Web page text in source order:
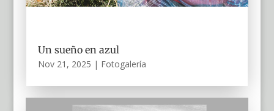
Un sueño en azul
Nov 21, 2025 | Fotogalería